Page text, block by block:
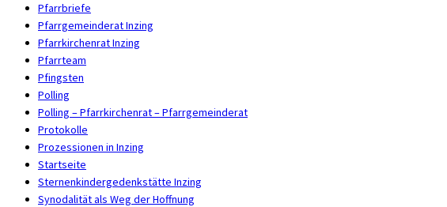
Pfarrbriefe
Pfarrgemeinderat Inzing
Pfarrkirchenrat Inzing
Pfarrteam
Pfingsten
Polling
Polling – Pfarrkirchenrat – Pfarrgemeinderat
Protokolle
Prozessionen in Inzing
Startseite
Sternenkindergedenkstätte Inzing
Synodalität als Weg der Hoffnung